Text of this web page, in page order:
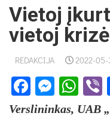
Vietoj
vietoj
REDAKCIJA 2022-
Vers­li­nin­kas, UAB